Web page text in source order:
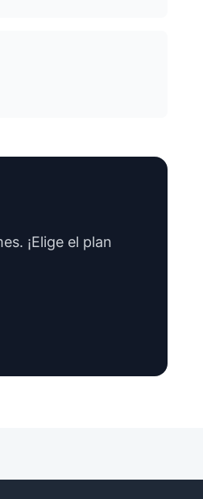
¡Elige el plan